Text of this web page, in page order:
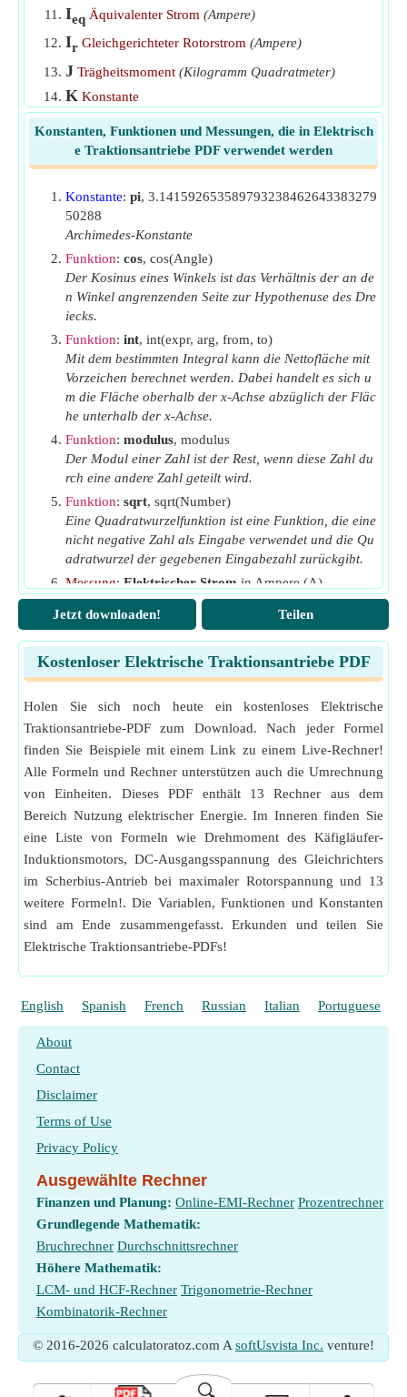
Ieq Äquivalenter Strom (Ampere)
Ir Gleichgerichteter Rotorstrom (Ampere)
J Trägheitsmoment (Kilogramm Quadratmeter)
K Konstante
n Nummer 1 der Zähne des Antriebsrads
2 Nummer 2 der Zähne des angetriebenen Zahnrads
R Rotorwiderstand (Ohm)
Rs Statorwiderstand (Ohm)
s Unterhose
s m Schlupf bei maximalem Drehmoment
t Benötigte Zeit für die Fahrgeschwindigkeit
T Dauer der vollständigen Operation
ton Einschaltdauer (Zweite)
ts Startzeit für Induktionsmotor ohne Last (Zweite)
V a Motorklemmenspannung
Vs Quellenspannung
Xr Rotorreaktanz (Ohm)
Xs Statorreaktanz (Ohm)
θ Zündwinkel (Grad)
τ Drehmoment (Newtonmeter)
τL Lastdrehmoment (Newtonmeter)
τm Mechanische Zeitkonstante des Motors (Zweite)
ωf Winkelfrequenz (Radiant pro Sekunde)
ωm1Anfängliche Winkelgeschwindigkeit (Radiant
m2
Sekunde)
Konstanten, Funktionen und Messungen, die in Elektrisch
e Traktionsantriebe PDF verwendet werden
Konstante: pi, 3.141592653589793238462643383279
50288
Archimedes-Konstante
Funktion: cos, cos(Angle)
Der Kosinus eines Winkels ist das Verhältnis der an de
n Winkel angrenzenden Seite zur Hypothenuse des Dre
iecks.
Funktion: int, int(expr, arg, from, to)
Mit dem bestimmten Integral kann die Nettofläche mit
Vorzeichen berechnet werden. Dabei handelt es sich u
m die Fläche oberhalb der x-Achse abzüglich der Fläc
he unterhalb der x-Achse.
Funktion: modulus, modulus
Der Modul einer Zahl ist der Rest, wenn diese Zahl du
rch eine andere Zahl geteilt wird.
Funktion: sqrt, sqrt(Number)
Eine Quadratwurzelfunktion ist eine Funktion, die eine
nicht negative Zahl als Eingabe verwendet und die Qu
adratwurzel der gegebenen Eingabezahl zurückgibt.
Messung: Elektrischer Strom in Ampere (A)
Elektrischer Strom Einheitenumrechnung
in Zweite (s)
Zeit Einheitenumrechnung
Messung: Trägheitsmomentin Kilogramm Quadratme
Trägheitsmoment Einheitenumrechnung
Messung:Drehmomentin Newtonmeter (N*m)
Drehmoment Einheitenumrechnung
Messung:Winkelgeschwindigkeitin Radiant pro Seku
nde (rad/s)
Winkelgeschwindigkeit Einheitenumrechnung
Messung
:Elektrisches Potenzialin Volt (V)
Elektrisches Potenzial Einheitenumrechnung
Messung:Elektrischer Widerstandin Ohm (Ω)
Elektrischer Widerstand Einheitenumrechnung
Messung
:Winkelin Grad (°)
Winkel Einheitenumrechnung
Winkelfrequenz Einheitenumrechnung
Messung:Energiein Joule (J)
Energie Einheitenumrechnung
Jetzt downloaden! Teilen
Kostenloser Elektrische Traktionsantriebe PDF
Holen Sie sich noch heute ein kostenloses Elektrische
Traktionsantriebe-PDF zum Download. Nach jeder Formel
finden Sie Beispiele mit einem Link zu einem Live-Rechner!
Alle Formeln und Rechner unterstützen auch die Umrechnung
von Einheiten. Dieses PDF enthält 13 Rechner aus dem
Bereich Nutzung elektrischer Energie. Im Inneren finden Sie
eine Liste von Formeln wie Drehmoment des Käfigläufer-
Induktionsmotors, DC-Ausgangsspannung des Gleichrichters
im Scherbius-Antrieb bei maximaler Rotorspannung und 13
weitere Formeln!. Die Variablen, Funktionen und Konstanten
sind am Ende zusammengefasst. Erkunden und teilen Sie
Elektrische Traktionsantriebe-PDFs!
English Spanish French Russian Italian Portuguese
About
Contact
Disclaimer
Terms of Use
Privacy Policy
Ausgewählte Rechner
Finanzen und Planung: Online-EMI-Rechner Prozentrechner
Grundlegende Mathematik:
Bruchrechner Durchschnittsrechner
Höhere Mathematik:
LCM- und HCF-Rechner Trigonometrie-Rechner
Kombinatorik-Rechner
© 2016-2026 calculatoratoz.com A softUsvista Inc. venture!